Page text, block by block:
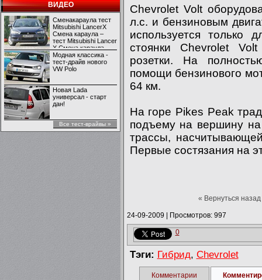
ВИДЕО
Сменакараула тест
Mitsubishi LancerX
Смена караула –
тест Mitsubishi Lancer
X Смена караула –
тест Mitsubishi Lancer
X
Модная классика -
тест-драйв нового
VW Polo
Новая Lada
универсал - старт
дан!
Все тест-врайвы »
Chevrolet Volt
л.с. и бензиновым
используется только
стоянки Chevrolet
розетки. На
помощи бензинового
64 км.
На горе Pikes Peak
подъему на вершину на
трассы,
Первые состязания на
« Вернуться назад
24-09-2009 Просмотров: 997
0
Тэги: Гибрид, Chevrolet
Комментарии